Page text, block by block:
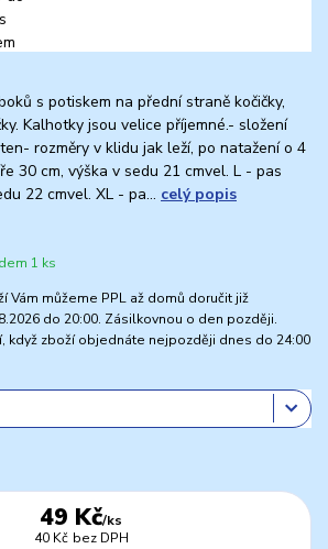
s potiskem na přední straně kočičky,
Kalhotky jsou velice příjemné.- složení
rozměry v klidu jak leží, po natažení o 4
30 cm, výška v sedu 21 cmvel. L - pas
22 cmvel. XL - pa... celý popis
1 ks
Vám můžeme PPL až domů doručit již
do 20:00. Zásilkovnou o den později.
když zboží objednáte nejpozději dnes do 24:00
49 Kč/ks
40 Kč bez DPH